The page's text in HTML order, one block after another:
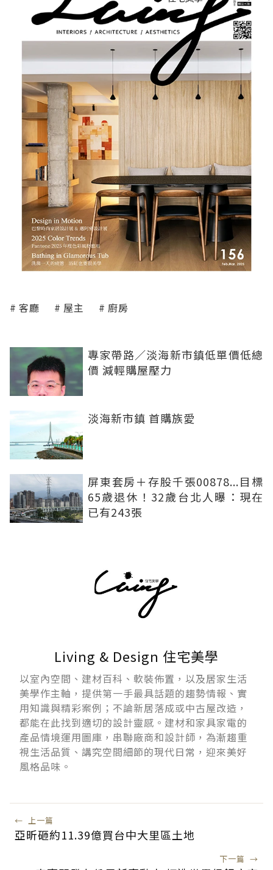
客廳 屋主 廚房
專家帶路／淡海新市鎮低單價低總
價 減輕購屋壓力
淡海新市鎮 首購族愛
屏東套房＋存股千張00878...目標
65歲退休！32歲台北人曝：現在
已有243張
Living & Design 住宅美學
以室內空間、建材百科、軟裝佈置，以及居家生活
美學作主軸，提供第一手最具話題的趨勢情報、實
用知識與精彩案例；不論新居落成或中古屋改造，
都能在此找到適切的設計靈感。建材和家具家電的
產品情境運用圖庫，串聯廠商和設計師，為漸趨重
視生活品質、講究空間細節的現代日常，迎來美好
風格品味。
← 上一篇
亞昕砸約11.39億買台中大里區土地
下一篇 →